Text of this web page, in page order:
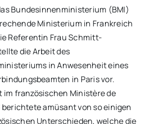
Bundesinnenministerium (BMI)
Ministerium in Frankreich
Referentin Frau Schmitt-
die Arbeit des
in Anwesenheit eines
in Paris vor.
im französischen Ministère de
berichtete amüsant von so einigen
Unterschieden, welche die